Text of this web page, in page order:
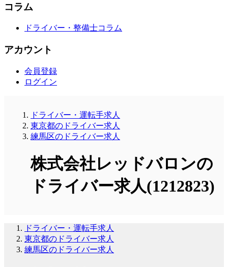
コラム
ドライバー・整備士コラム
アカウント
会員登録
ログイン
ドライバー・運転手求人
東京都のドライバー求人
練馬区のドライバー求人
株式会社レッドバロンの
ドライバー求人(1212823)
ドライバー・運転手求人
東京都のドライバー求人
練馬区のドライバー求人